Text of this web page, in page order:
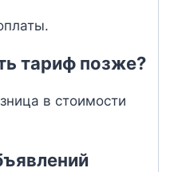
тариф позже?
в стоимости